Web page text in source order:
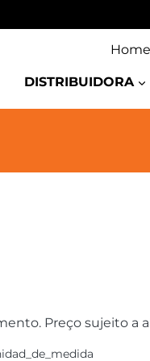
Home
DISTRIBUIDORA
Preço sujeito a